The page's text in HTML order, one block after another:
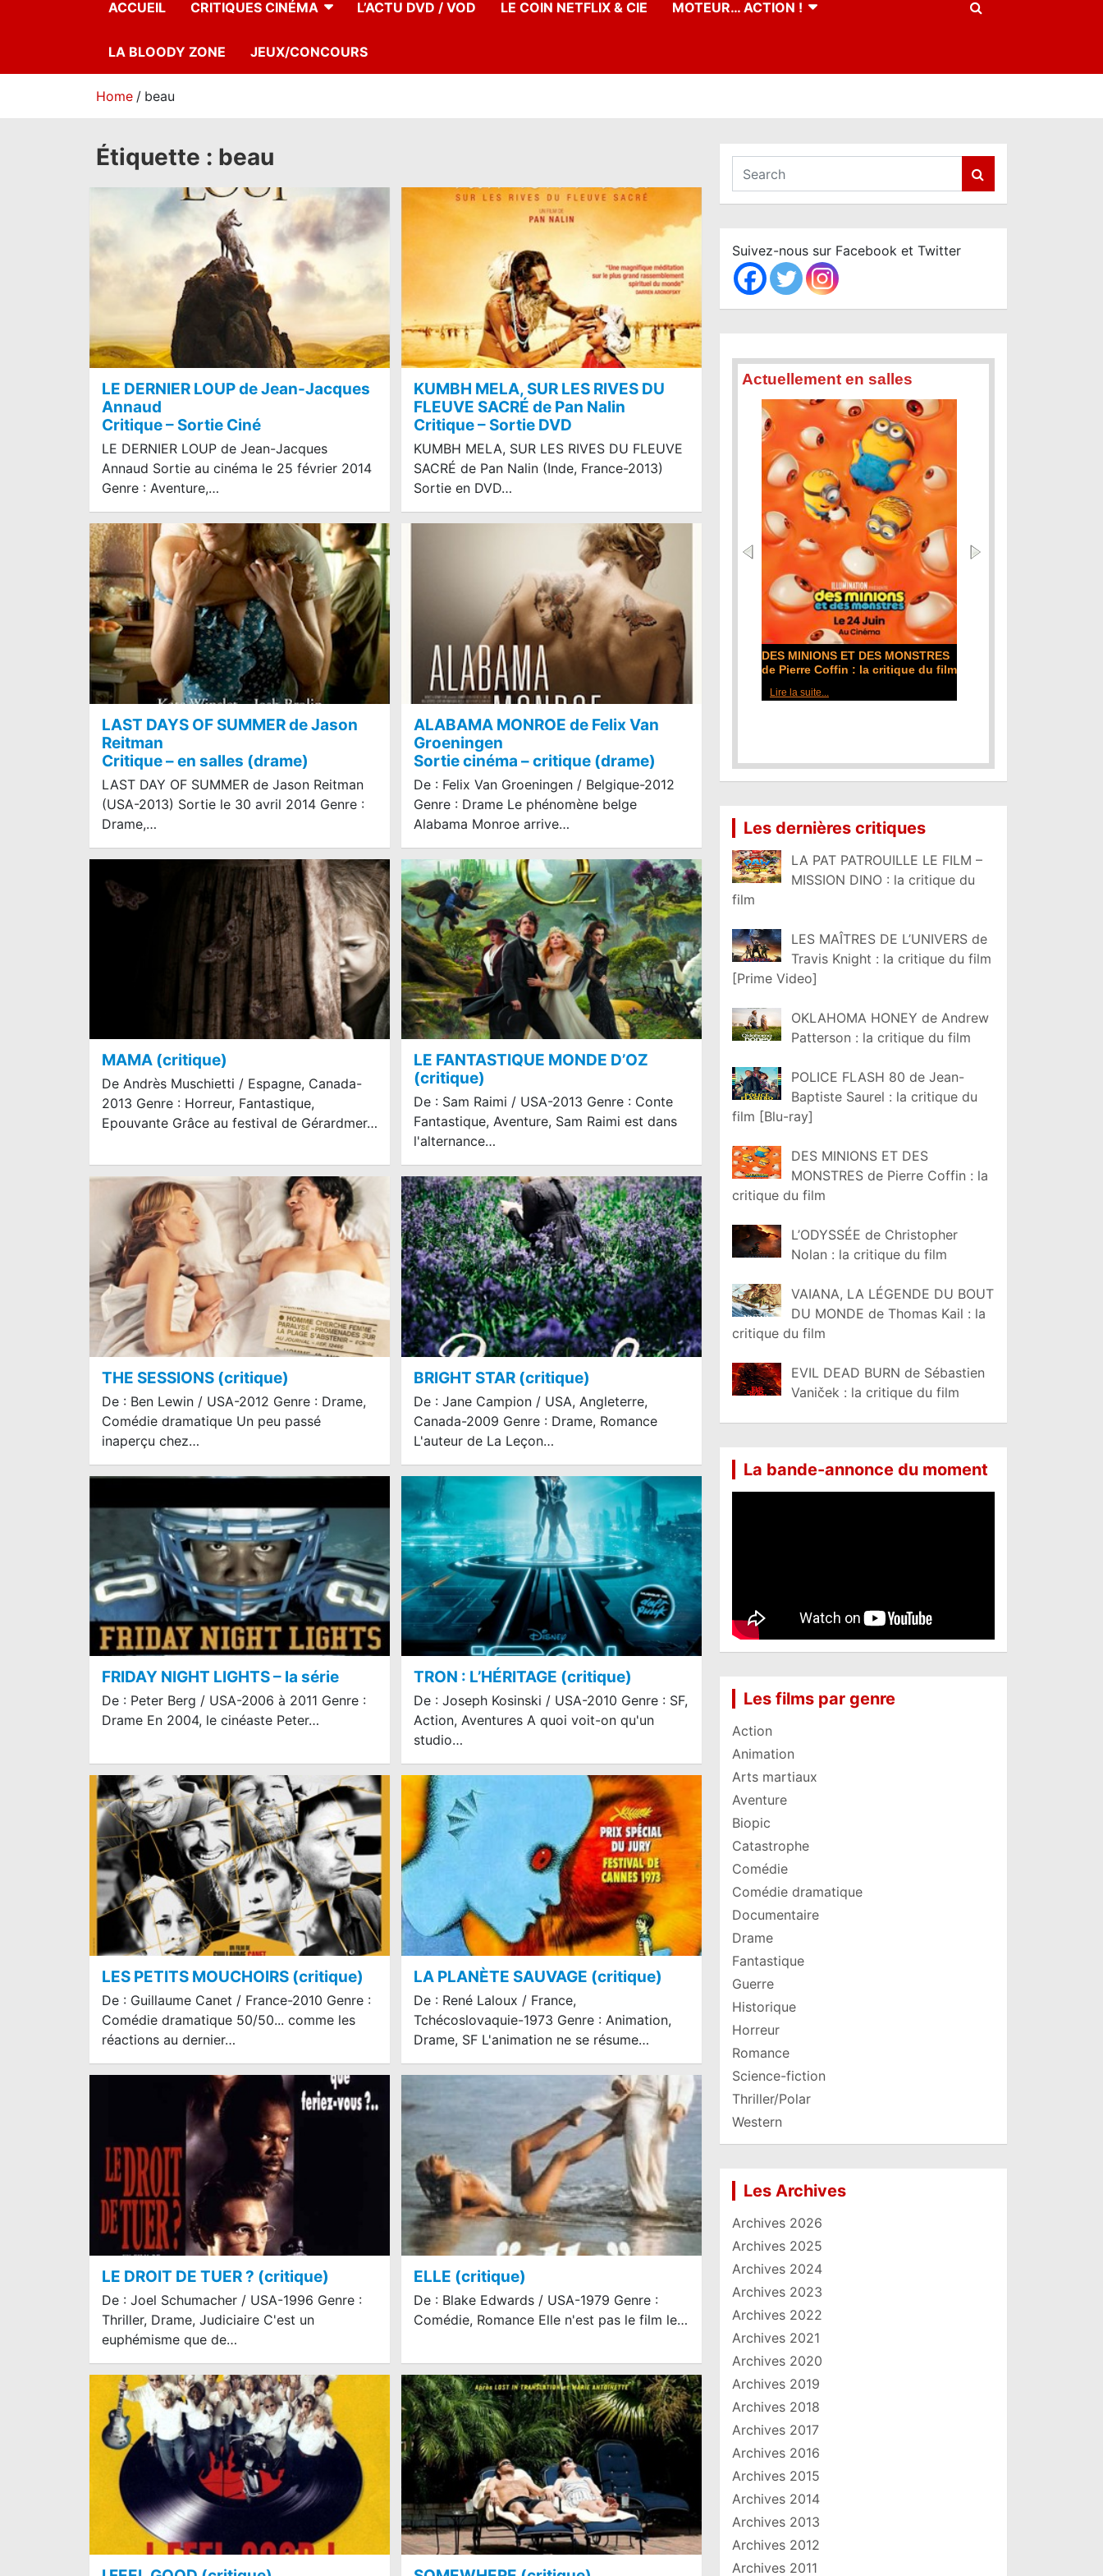
ACCUEIL CRITIQUES CINÉMA L’ACTU DVD / VOD LE COIN NETFLIX & CIE MOTEUR… ACTION !
LA BLOODY ZONE JEUX/CONCOURS
Home beau
Étiquette : beau
LE DERNIER LOUP de Jean-Jacques
Annaud
Critique – Sortie Ciné
LE DERNIER LOUP de Jean-Jacques
Annaud Sortie au cinéma le 25 février 2014
Genre : Aventure,…
KUMBH MELA, SUR LES RIVES DU
FLEUVE SACRÉ de Pan Nalin
Critique – Sortie DVD
KUMBH MELA, SUR LES RIVES DU FLEUVE
SACRÉ de Pan Nalin (Inde, France-2013)
Sortie en DVD…
LAST DAYS OF SUMMER de Jason
Reitman
Critique – en salles (drame)
LAST DAY OF SUMMER de Jason Reitman
(USA-2013) Sortie le 30 avril 2014 Genre :
Drame,…
ALABAMA MONROE de Felix Van
Groeningen
Sortie cinéma – critique (drame)
De : Felix Van Groeningen / Belgique-2012
Genre : Drame Le phénomène belge
Alabama Monroe arrive…
MAMA (critique)
De Andrès Muschietti / Espagne, Canada-
2013 Genre : Horreur, Fantastique,
Epouvante Grâce au festival de Gérardmer…
LE FANTASTIQUE MONDE D’OZ
(critique)
De : Sam Raimi / USA-2013 Genre : Conte
Fantastique, Aventure, Sam Raimi est dans
l'alternance…
THE SESSIONS (critique)
De : Ben Lewin / USA-2012 Genre : Drame,
Comédie dramatique Un peu passé
inaperçu chez…
BRIGHT STAR (critique)
De : Jane Campion / USA, Angleterre,
Canada-2009 Genre : Drame, Romance
L'auteur de La Leçon…
FRIDAY NIGHT LIGHTS – la série
De : Peter Berg / USA-2006 à 2011 Genre :
Drame En 2004, le cinéaste Peter…
TRON : L’HÉRITAGE (critique)
De : Joseph Kosinski / USA-2010 Genre : SF,
Action, Aventures A quoi voit-on qu'un
studio…
LES PETITS MOUCHOIRS (critique)
De : Guillaume Canet / France-2010 Genre :
Comédie dramatique 50/50... comme les
réactions au dernier…
LA PLANÈTE SAUVAGE (critique)
De : René Laloux / France,
Tchécoslovaquie-1973 Genre : Animation,
Drame, SF L'animation ne se résume…
LE DROIT DE TUER ? (critique)
De : Joel Schumacher / USA-1996 Genre :
Thriller, Drame, Judiciaire C'est un
euphémisme que de…
ELLE (critique)
De : Blake Edwards / USA-1979 Genre :
Comédie, Romance Elle n'est pas le film le…
a
c
h
Suivez-nous sur Facebook et Twitter
Actuellement en salles
L'ODYSSÉE de Christopher Nolan :
la critique du film
Lire la suite...
Les dernières critiques
LA PAT PATROUILLE LE FILM –
MISSION DINO : la critique du
film
LES MAÎTRES DE L’UNIVERS de
Travis Knight : la critique du film
[Prime Video]
OKLAHOMA HONEY de Andrew
Patterson : la critique du film
POLICE FLASH 80 de Jean-
Baptiste Saurel : la critique du
film [Blu-ray]
DES MINIONS ET DES
MONSTRES de Pierre Coffin : la
critique du film
L’ODYSSÉE de Christopher
Nolan : la critique du film
VAIANA, LA LÉGENDE DU BOUT
DU MONDE de Thomas Kail : la
critique du film
EVIL DEAD BURN de Sébastien
Vaniček : la critique du film
La bande-annonce du moment
Les films par genre
Action
Animation
Arts martiaux
Aventure
Biopic
Catastrophe
Comédie
Comédie dramatique
Documentaire
Drame
Fantastique
Guerre
Historique
Horreur
Romance
Science-fiction
Thriller/Polar
Western
Les Archives
Archives 2026
Archives 2025
Archives 2024
Archives 2023
Archives 2022
Archives 2021
Archives 2020
Archives 2019
Archives 2018
Archives 2017
Archives 2016
Archives 2015
Archives 2014
Archives 2013
Archives 2012
Archives 2011